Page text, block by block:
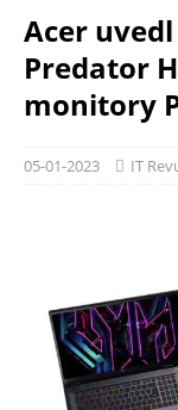
Acer
Predator
monitory
05-01-2023 IT